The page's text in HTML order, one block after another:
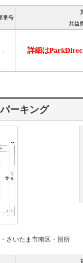
番号
共益
- 詳細は
ーキング
さいたま市南区・別所